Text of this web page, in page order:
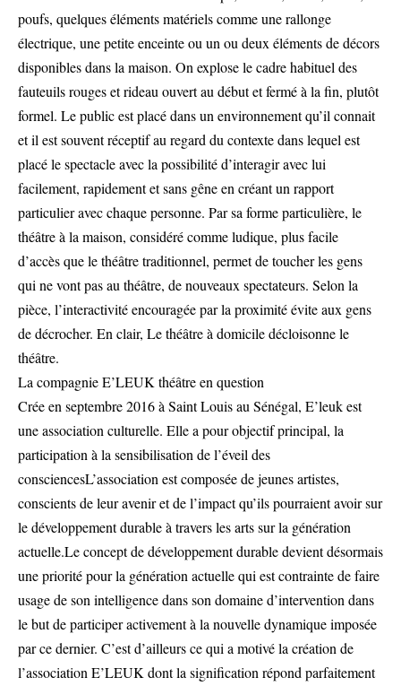
poufs, quelques éléments matériels comme une rallonge
électrique, une petite enceinte ou un ou deux éléments de décors
disponibles dans la maison. On explose le cadre habituel des
fauteuils rouges et rideau ouvert au début et fermé à la fin, plutôt
formel. Le public est placé dans un environnement qu’il connait
et il est souvent réceptif au regard du contexte dans lequel est
placé le spectacle avec la possibilité d’interagir avec lui
facilement, rapidement et sans gêne en créant un rapport
particulier avec chaque personne. Par sa forme particulière, le
théâtre à la maison, considéré comme ludique, plus facile
d’accès que le théâtre traditionnel, permet de toucher les gens
qui ne vont pas au théâtre, de nouveaux spectateurs. Selon la
pièce, l’interactivité encouragée par la proximité évite aux gens
de décrocher. En clair, Le théâtre à domicile décloisonne le
théâtre.
La compagnie E’LEUK théâtre en question
Crée en septembre 2016 à Saint Louis au Sénégal, E’leuk est
une association culturelle. Elle a pour objectif principal, la
participation à la sensibilisation de l’éveil des
consciencesL’association est composée de jeunes artistes,
conscients de leur avenir et de l’impact qu’ils pourraient avoir sur
le développement durable à travers les arts sur la génération
actuelle.Le concept de développement durable devient désormais
une priorité pour la génération actuelle qui est contrainte de faire
usage de son intelligence dans son domaine d’intervention dans
le but de participer activement à la nouvelle dynamique imposée
par ce dernier. C’est d’ailleurs ce qui a motivé la création de
l’association E’LEUK dont la signification répond parfaitement